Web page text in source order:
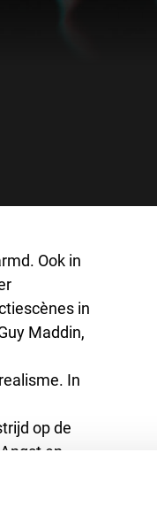
Ook in
in
Maddin,
In
op de
en